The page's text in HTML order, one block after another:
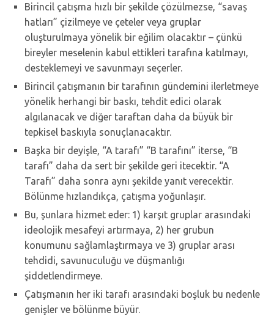
Birincil çatışma hızlı bir şekilde çözülmezse, “savaş
hatları” çizilmeye ve çeteler veya gruplar
oluşturulmaya yönelik bir eğilim olacaktır – çünkü
bireyler meselenin kabul ettikleri tarafına katılmayı,
desteklemeyi ve savunmayı seçerler.
Birincil çatışmanın bir tarafının gündemini ilerletmeye
yönelik herhangi bir baskı, tehdit edici olarak
algılanacak ve diğer taraftan daha da büyük bir
tepkisel baskıyla sonuçlanacaktır.
Başka bir deyişle, “A tarafı” “B tarafını” iterse, “B
tarafı” daha da sert bir şekilde geri itecektir. “A
Tarafı” daha sonra aynı şekilde yanıt verecektir.
Bölünme hızlandıkça, çatışma yoğunlaşır.
Bu, şunlara hizmet eder: 1) karşıt gruplar arasındaki
ideolojik mesafeyi artırmaya, 2) her grubun
konumunu sağlamlaştırmaya ve 3) gruplar arası
tehdidi, savunuculuğu ve düşmanlığı
şiddetlendirmeye.
Çatışmanın her iki tarafı arasındaki boşluk bu nedenle
genişler ve bölünme büyür.